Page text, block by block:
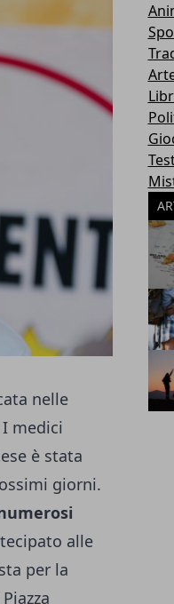
nelle
medici
è stata
giorni.
alle
per la